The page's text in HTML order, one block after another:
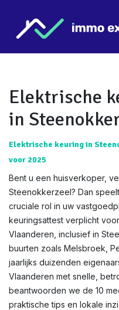
Elektrische
in
Elektrische keuring in
voor 2025
Bent u een huisverkoper,
Steenokkerzeel? Dan
cruciale rol in uw
keuringsattest verplicht
Vlaanderen, inclusief in
buurten zoals Melsbroek,
jaarlijks duizenden
Vlaanderen met snelle,
beantwoorden we de 10
praktische tips en lokale